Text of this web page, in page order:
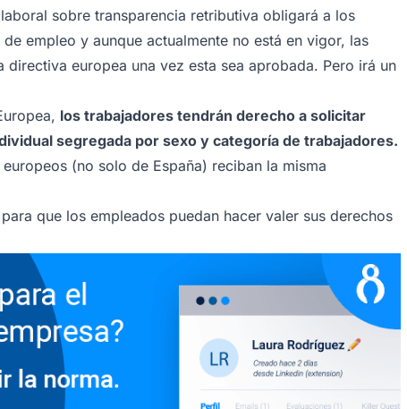
sobre transparencia retributiva obligará a los
empleo y aunque actualmente no está en vigor, las
europea una vez esta sea aprobada. Pero irá un
los trabajadores tendrán derecho a solicitar
segregada por sexo y categoría de trabajadores.
(no solo de España) reciban la misma
que los empleados puedan hacer valer sus derechos